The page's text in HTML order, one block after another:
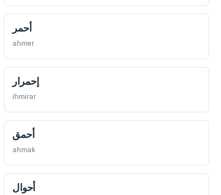
أحمر
ahmer
إحمرار
ihmirar
أحمق
ahmak
أحوال